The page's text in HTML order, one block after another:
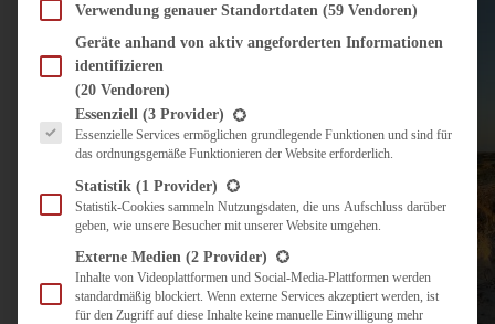
Verwendung genauer Standortdaten (59 Vendoren)
Geräte anhand von aktiv angeforderten Informationen
identifizieren
(20 Vendoren)
Es folgt eine Liste der Service-Gruppen, für die eine Einwilligung erteilt werden
Essenziell (3 Provider)
Essenzielle Services ermöglichen grundlegende Funktionen und sind für
das ordnungsgemäße Funktionieren der Website erforderlich.
Statistik (1 Provider)
Statistik-Cookies sammeln Nutzungsdaten, die uns Aufschluss darüber
geben, wie unsere Besucher mit unserer Website umgehen.
Externe Medien (2 Provider)
Inhalte von Videoplattformen und Social-Media-Plattformen werden
standardmäßig blockiert. Wenn externe Services akzeptiert werden, ist
für den Zugriff auf diese Inhalte keine manuelle Einwilligung mehr